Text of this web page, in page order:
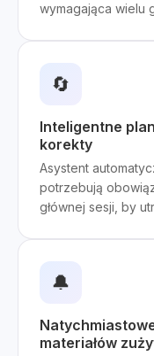
wymagająca wielu
🔄
Inteligentne
korekty
Asystent
potrzebują
głównej sesji, by
🔔
materiałów